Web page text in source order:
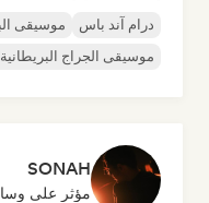
درام آند باس موسيقى
موسيقى الجراج
SONAH
مؤثر على